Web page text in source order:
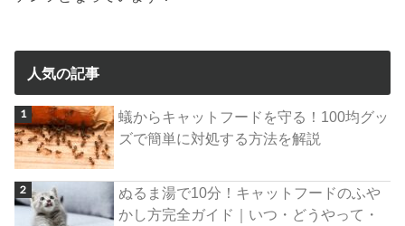
人気の記事
蟻からキャットフードを守る！100均グッ
ズで簡単に対処する方法を解説
ぬるま湯で10分！キャットフードのふや
かし方完全ガイド｜いつ・どうやって・